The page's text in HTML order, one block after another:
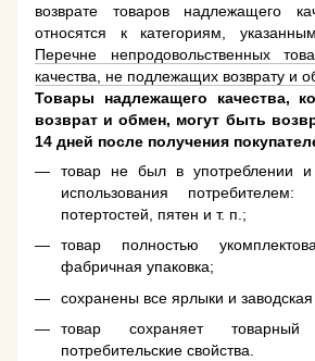
возврате товаров надлежащего
относятся к категориям,
Перечне непродовольственных
качества, не подлежащих возврату и
Товары надлежащего качества,
возврат и обмен, могут быть
14 дней после получения
товар не был в употреблении
использования потребителем:
потертостей, пятен и т. п.;
товар полностью
фабричная упаковка;
сохранены все ярлыки и
товар сохраняет
потребительские свойства.